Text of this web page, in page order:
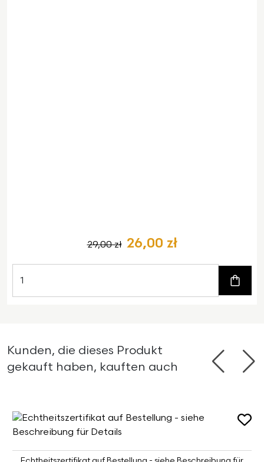
29,00 zł 26,00 zł
Zum
Kunden, die dieses Produkt
gekauft haben, kauften auch
Zurück